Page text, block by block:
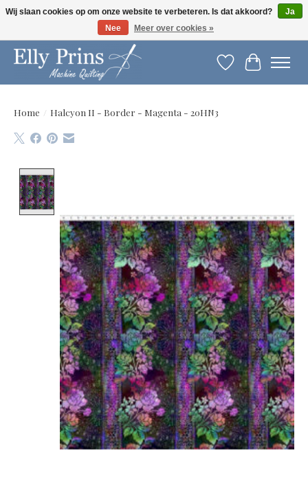
Let op: gewijzigde openingstijden!
Verlanglijst
Home / Halcyon II - Border - Magenta - 20HN3
Wij slaan cookies op om onze website te verbeteren. Is dat akkoord?
Ja
Nee
Meer over cookies »